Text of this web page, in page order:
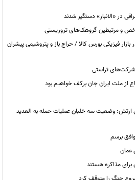
در «الانبار» دستگیر شدند
تن کالا در بازار فیزیکی بورس کالا / حراج باز و پتروشیمی پیشران
از ملت ایران جان برکف خواهیم بود
ارتش: وضعیت سه خلبان عملیات حمله به العدید
برسم
عمان
مذاکره هستند